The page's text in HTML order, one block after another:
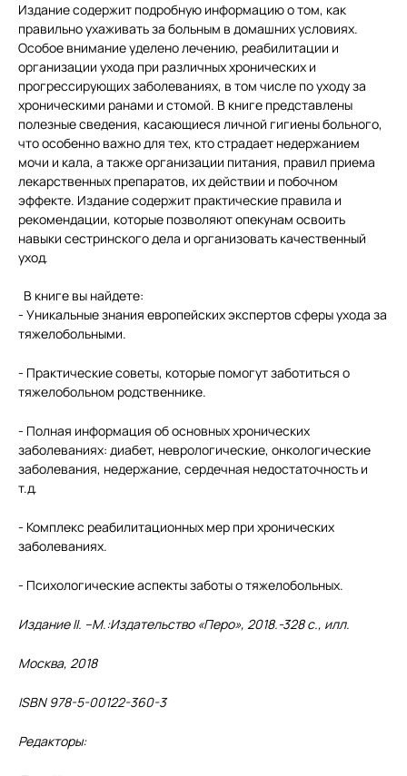
Издание содержит подробную информацию о том, как
правильно ухаживать за больным в домашних условиях.
Особое внимание уделено лечению, реабилитации и
организации ухода при различных хронических и
прогрессирующих заболеваниях, в том числе по уходу за
хроническими ранами и стомой. В книге представлены
полезные сведения, касающиеся личной гигиены больного,
что особенно важно для тех, кто страдает недержанием
мочи и кала, а также организации питания, правил приема
лекарственных препаратов, их действии и побочном
эффекте. Издание содержит практические правила и
рекомендации, которые позволяют опекунам освоить
навыки сестринского дела и организовать качественный
уход. ⁠
В книге вы найдете:
- Уникальные знания европейских экспертов сферы ухода за
тяжелобольными.
- Практические советы, которые помогут заботиться о
тяжелобольном родственнике.
- Полная информация об основных хронических
заболеваниях: диабет, неврологические, онкологические
заболевания, недержание, сердечная недостаточность и
т.д.
- Комплекс реабилитационных мер при хронических
заболеваниях.
- Психологические аспекты заботы о тяжелобольных.
Издание II. –М.:Издательство «Перо», 2018.-328 с., илл.
Москва, 2018
ISBN 978-5-00122-360-3
Редакторы: